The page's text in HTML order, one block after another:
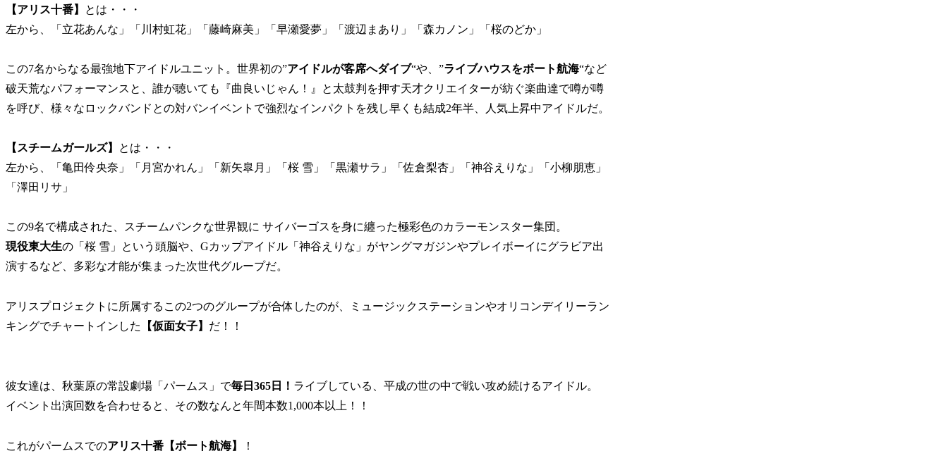
【アリス十番】
とは・・・
左から、「立花あんな」「川村虹花」「藤崎麻美」「早瀬愛夢」「渡辺まあり」「森カノン」「桜のどか」
この7名からなる最強地下アイドルユニット。世界初の”アイドルが客席へダイブ“や、”ライブハウスをボート航海“など
破天荒なパフォーマンスと、誰が聴いても『曲良いじゃん！』と太鼓判を押す天才クリエイターが紡ぐ楽曲達で噂が噂
を呼び、様々なロックバンドとの対バンイベントで強烈なインパクトを残し早くも結成2年半、人気上昇中アイドルだ。
【スチームガールズ】
とは・・・
左から、「亀田伶央奈」「月宮かれん」「新矢皐月」「桜 雪」「黒瀬サラ」「佐倉梨杏」「神谷えりな」「小柳朋恵」
「澤田リサ」
この9名で構成された、スチームパンクな世界観に サイバーゴスを身に纏った極彩色のカラーモンスター集団。
現役東大生の「桜 雪」という頭脳や、Gカップアイドル「神谷えりな」がヤングマガジンやプレイボーイにグラビア出
演するなど、多彩な才能が集まった次世代グループだ。
アリスプロジェクトに所属するこの2つのグループが合体したのが、ミュージックステーションやオリコンデイリーラン
キングでチャートインした
【仮面女子】 だ！！
彼女達は、秋葉原の常設劇場「パームス」で毎日365日！ ライブしている、平成の世の中で戦い攻め続けるアイドル。
イベント出演回数を合わせると、その数なんと年間本数1,000本以上！！
これがパームスでのアリス十番【ボート航海】 ！